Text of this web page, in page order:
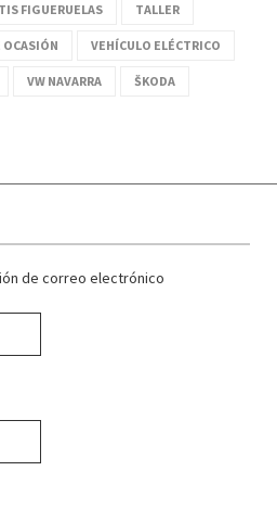
FIGUERUELAS TALLER
OCASIÓN VEHÍCULO ELÉCTRICO
VW NAVARRA ŠKODA
de correo electrónico